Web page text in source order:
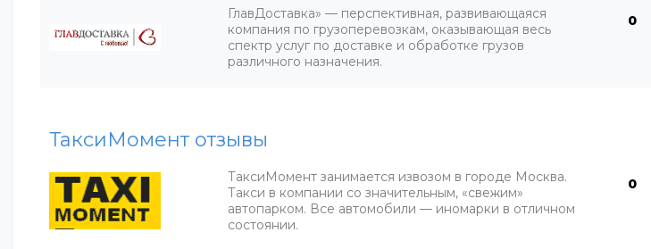
ГлавДоставка» — перспективная, развивающаяся
компания по грузоперевозкам, оказывающая весь
спектр услуг по доставке и обработке грузов
различного назначения.
0
ТаксиМомент отзывы
ТаксиМомент занимается извозом в городе Москва.
Такси в компании со значительным, «свежим»
автопарком. Все автомобили — иномарки в отличном
состоянии.
0